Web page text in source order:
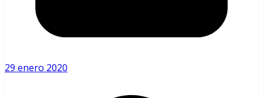
29 enero 2020